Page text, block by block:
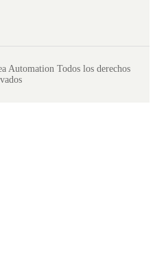
Automation Todos los derechos